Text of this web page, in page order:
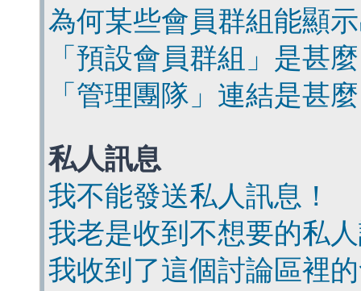
為何某些會員群組能顯
「預設會員群組」是甚
「管理團隊」連結是甚
私人訊息
我不能發送私人訊息！
我老是收到不想要的私
我收到了這個討論區裡